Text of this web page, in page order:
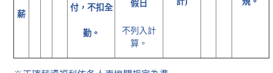
薪
付，不扣全
勤。
假日
不列入計
算。